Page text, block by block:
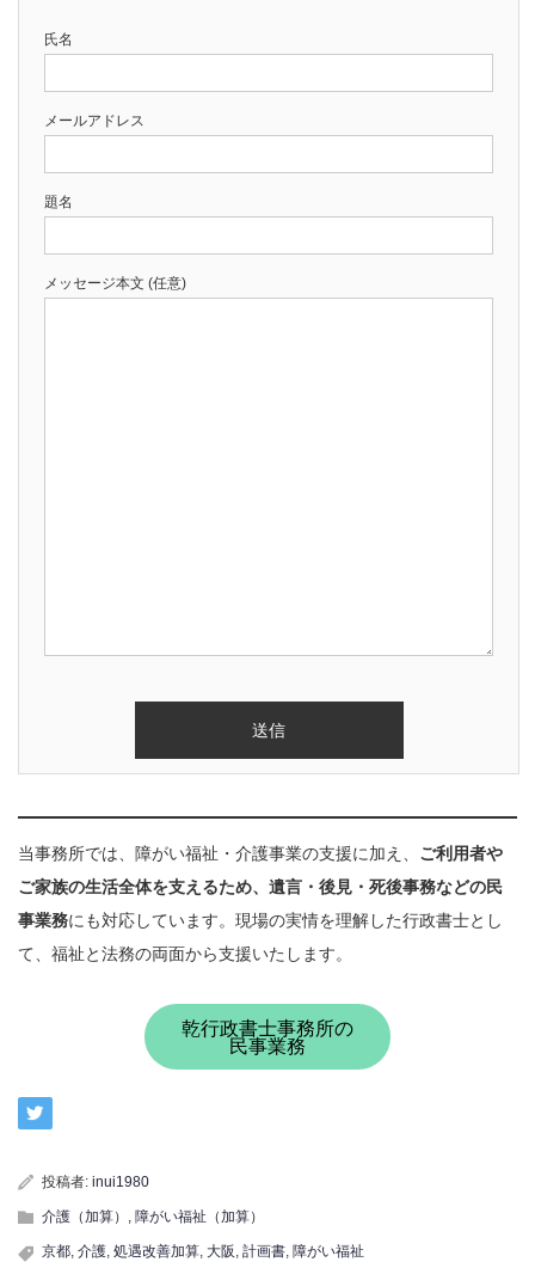
氏名
メールアドレス
題名
メッセージ本文 (任意)
当事務所では、障がい福祉・介護事業の支援に加え、 ご利用者や
ご家族の生活全体を支えるため、遺言・後見・死後事務などの民
事業務にも対応しています。現場の実情を理解した行政書士とし
て、福祉と法務の両面から支援いたします。
乾行政書士事務所の
民事業務
投稿者: inui1980
介護（加算） , 障がい福祉（加算）
京都, 介護, 処遇改善加算, 大阪 , 計画書, 障がい福祉